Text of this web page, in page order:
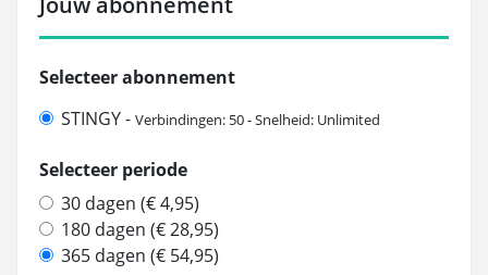
Selecteer abonnement
STINGY - Verbindingen: 50 - Snelheid: Unlimited
Selecteer periode
30 dagen (€ 4,95)
180 dagen (€ 28,95)
365 dagen (€ 54,95)